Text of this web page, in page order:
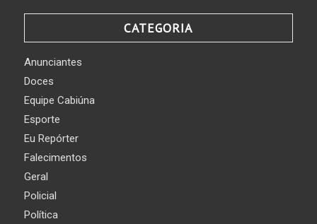
CATEGORIA
Anunciantes
Doces
Equipe Cabiúna
Esporte
Eu Repórter
Falecimentos
Geral
Policial
Política